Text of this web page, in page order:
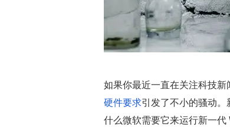
如果你最近一直在关注科技
硬件要求引发了不小的骚动
什么微软需要它来运行新一代